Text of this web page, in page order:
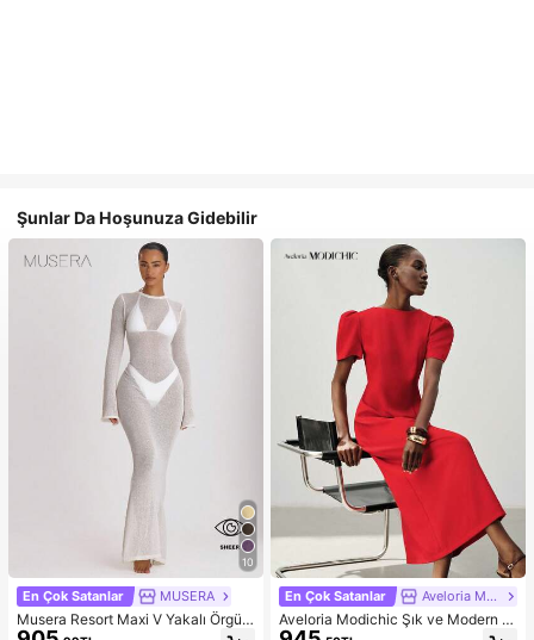
Şunlar Da Hoşunuza Gidebilir
10
En Çok Satanlar MUSERA
Musera Resort Maxi V Yakalı Örgü
Plaj Elbisesi, Mayo, Tatil, Yaz Seya
En Çok Satanlar Aveloria Modichic
Aveloria Modichic Şık ve Modern M
inimalist Kadın Uzun Elbise, Fransız